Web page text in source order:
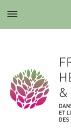
Frugalité dans